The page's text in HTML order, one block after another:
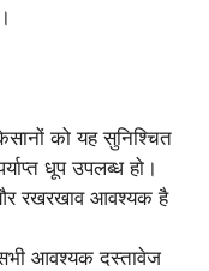
को यह सुनिश्चित
धूप उपलब्ध हो।
रखरखाव आवश्यक है
आवश्यक दस्तावेज